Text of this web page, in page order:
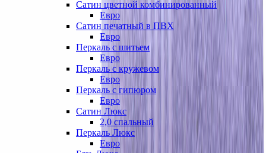
Сатин цветной комбинированный
Евро
Сатин печатный в ПВХ
Евро
Перкаль с шитьем
Евро
Перкаль с кружевом
Евро
Перкаль с гипюром
Евро
Сатин Люкс
2,0 спальный
Перкаль Люкс
Евро